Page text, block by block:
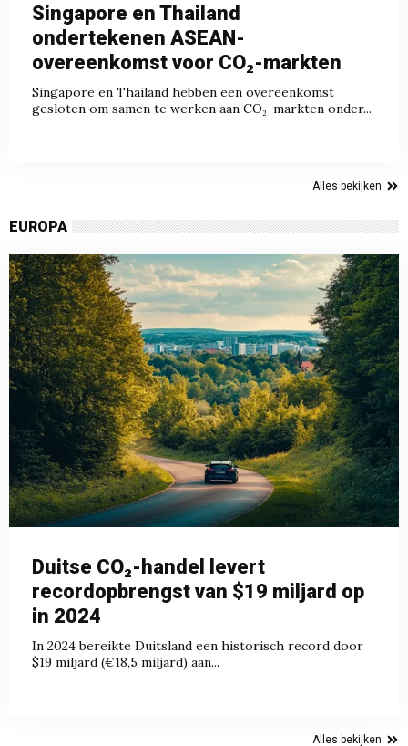
Singapore en Thailand
ondertekenen ASEAN-
overeenkomst voor CO₂-markten
Singapore en Thailand hebben een overeenkomst
gesloten om samen te werken aan CO₂-markten onder...
Alles bekijken
EUROPA
Duitse CO₂-handel levert
recordopbrengst van $19 miljard op
in 2024
In 2024 bereikte Duitsland een historisch record door
$19 miljard (€18,5 miljard) aan...
Alles bekijken